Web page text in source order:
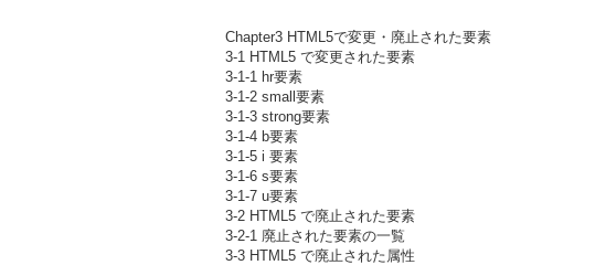
Chapter3 HTML5で変更・廃止された要素
3-1 HTML5 で変更された要素
3-1-1 hr要素
3-1-2 small要素
3-1-3 strong要素
3-1-4 b要素
3-1-5 i 要素
3-1-6 s要素
3-1-7 u要素
3-2 HTML5 で廃止された要素
3-2-1 廃止された要素の一覧
3-3 HTML5 で廃止された属性